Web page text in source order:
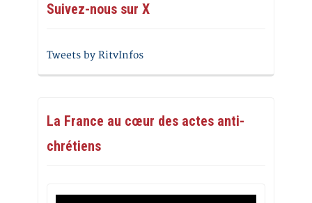
Suivez-nous sur X
Tweets by RitvInfos
La France au cœur des actes anti-
chrétiens